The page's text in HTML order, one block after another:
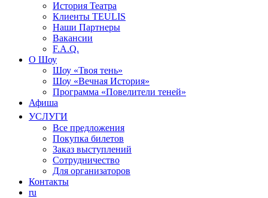
История Театра
Клиенты TEULIS
Наши Партнеры
Вакансии
F.A.Q.
О Шоу
Шоу «Твоя тень»
Шоу «Вечная История»
Программа «Повелители теней»
Афиша
УСЛУГИ
Все предложения
Покупка билетов
Заказ выступлений
Сотрудничество
Для организаторов
Контакты
ru